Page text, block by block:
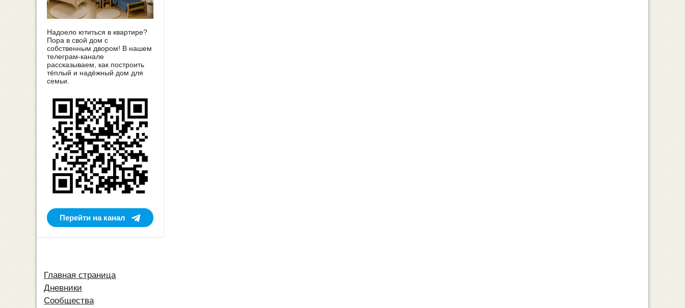
Надоело ютиться в квартире?
Пора в свой дом с
собственным двором! В нашем
телеграм-канале
рассказываем, как построить
тёплый и надёжный дом для
семьи.
Перейти на канал
Главная страница
Дневники
Сообщества